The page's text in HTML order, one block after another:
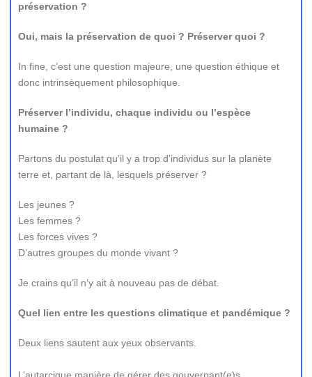
préservation ?
Oui, mais la préservation de quoi ? Préserver quoi ?
In fine, c’est une question majeure, une question éthique et
donc intrinsèquement philosophique.
Préserver l’individu, chaque individu ou l’espèce
humaine ?
Partons du postulat qu’il y a trop d’individus sur la planète
terre et, partant de là, lesquels préserver ?
Les jeunes ?
Les femmes ?
Les forces vives ?
D’autres groupes du monde vivant ?
Je crains qu’il n’y ait à nouveau pas de débat.
Quel lien entre les questions climatique et pandémique ?
Deux liens sautent aux yeux observants.